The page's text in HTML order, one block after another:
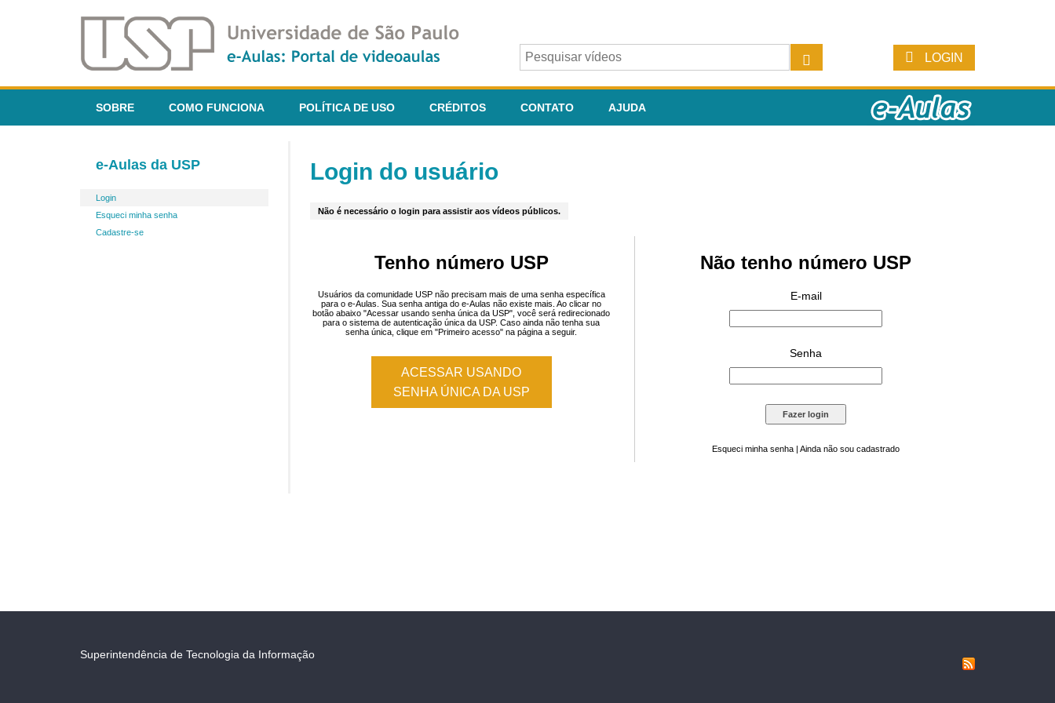
LOGIN
SOBRE COMO FUNCIONA POLÍTICA DE USO CRÉDITOS CONTATO AJUDA
e-Aulas da USP
Login
Esqueci minha senha
Cadastre-se
Login do usuário
Não é necessário o login para assistir aos vídeos públicos.
Tenho número USP
Usuários da comunidade USP não precisam mais de uma senha específica
para o e-Aulas. Sua senha antiga do e-Aulas não existe mais. Ao clicar no
botão abaixo "Acessar usando senha única da USP", você será redirecionado
para o sistema de autenticação única da USP. Caso ainda não tenha sua
senha única, clique em "Primeiro acesso" na página a seguir.
ACESSAR USANDO
SENHA ÚNICA DA USP
Não tenho número USP
E-mail
Senha
Esqueci minha senha | Ainda não sou cadastrado
Superintendência de Tecnologia da Informação